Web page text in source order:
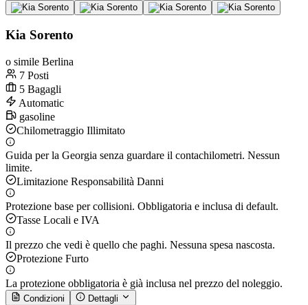
Kia Sorento
o simile Berlina
7 Posti
5 Bagagli
Automatic
gasoline
Chilometraggio Illimitato
Guida per la Georgia senza guardare il contachilometri. Nessun
limite.
Limitazione Responsabilità Danni
Protezione base per collisioni. Obbligatoria e inclusa di default.
Tasse Locali e IVA
Il prezzo che vedi è quello che paghi. Nessuna spesa nascosta.
Protezione Furto
La protezione obbligatoria è già inclusa nel prezzo del noleggio.
Condizioni Dettagli